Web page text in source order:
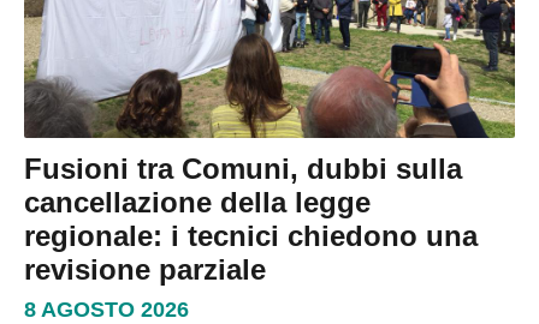
Fusioni tra Comuni, dubbi sulla
cancellazione della legge
regionale: i tecnici chiedono una
revisione parziale
8 AGOSTO 2026